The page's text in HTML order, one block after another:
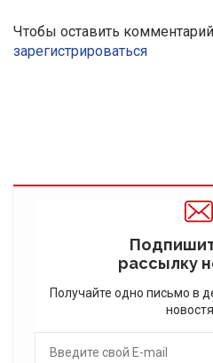
Чтобы оставить
зарегистрироваться
рассылку
Получайте одно письмо в